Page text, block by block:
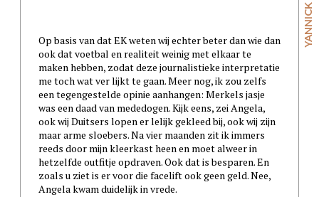
Op basis van dat EK weten wij echter beter dan wie dan
ook dat voetbal en realiteit weinig met elkaar te
maken hebben, zodat deze journalistieke interpretatie
me toch wat ver lijkt te gaan. Meer nog, ik zou zelfs
een tegengestelde opinie aanhangen: Merkels jasje
was een daad van mededogen. Kijk eens, zei Angela,
ook wij Duitsers lopen er lelijk gekleed bij, ook wij zijn
maar arme sloebers. Na vier maanden zit ik immers
reeds door mijn kleerkast heen en moet alweer in
hetzelfde outfitje opdraven. Ook dat is besparen. En
zoals u ziet is er voor die facelift ook geen geld. Nee,
Angela kwam duidelijk in vrede.